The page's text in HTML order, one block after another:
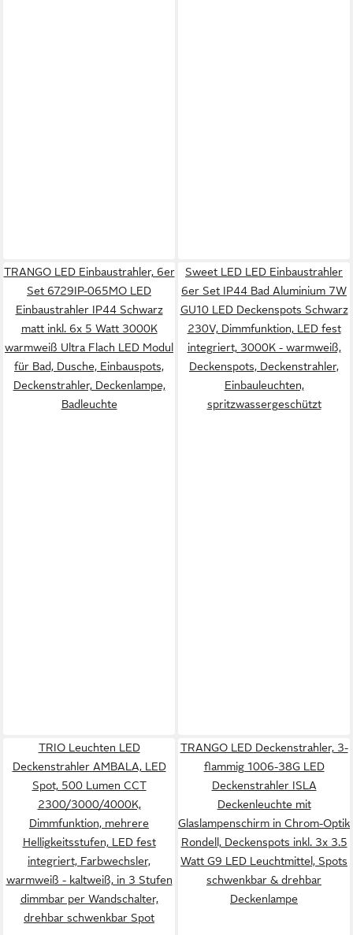
TRANGO LED Einbaustrahler, 6er
Set 6729IP-065MO LED
Einbaustrahler IP44 Schwarz
matt inkl. 6x 5 Watt 3000K
warmweiß Ultra Flach LED Modul
für Bad, Dusche, Einbauspots,
Deckenstrahler, Deckenlampe,
Badleuchte
Sweet LED LED Einbaustrahler
6er Set IP44 Bad Aluminium 7W
GU10 LED Deckenspots Schwarz
230V, Dimmfunktion, LED fest
integriert, 3000K - warmweiß,
Deckenspots, Deckenstrahler,
Einbauleuchten,
spritzwassergeschützt
TRIO Leuchten LED
Deckenstrahler AMBALA, LED
Spot, 500 Lumen CCT
2300/3000/4000K,
Dimmfunktion, mehrere
Helligkeitsstufen, LED fest
integriert, Farbwechsler,
warmweiß - kaltweiß, in 3 Stufen
dimmbar per Wandschalter,
drehbar schwenkbar Spot
TRANGO LED Deckenstrahler, 3-
flammig 1006-38G LED
Deckenstrahler ISLA
Deckenleuchte mit
Glaslampenschirm in Chrom-Optik
Rondell, Deckenspots inkl. 3x 3.5
Watt G9 LED Leuchtmittel, Spots
schwenkbar & drehbar
Deckenlampe